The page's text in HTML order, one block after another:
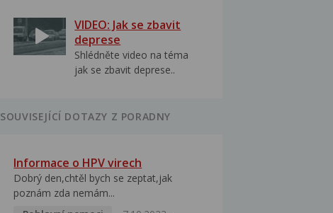
VIDEO: Jak se zbavit
deprese
Shlédněte video na téma
jak se zbavit deprese..
SOUVISEJÍCÍ DOTAZY Z PORADNY
Informace o HPV virech
Dobrý den,chtěl bych se zeptat,jak
poznám zda nemám...